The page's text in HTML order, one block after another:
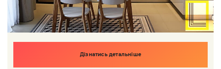
Дізнатись детальніше